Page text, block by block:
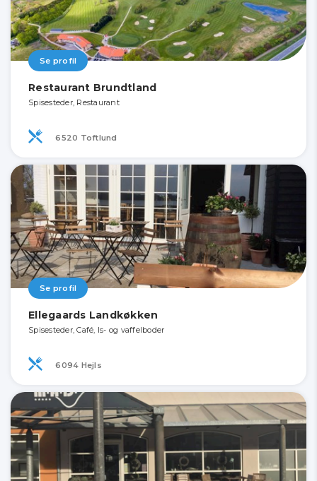
Se profil
Restaurant Brundtland
Spisesteder, Restaurant
6520 Toftlund
Se profil
Ellegaards Landkøkken
Spisesteder, Café, Is- og vaffelboder
6094 Hejls